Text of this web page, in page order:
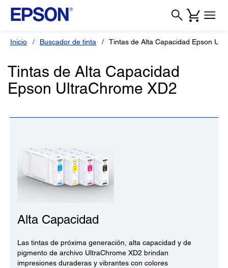
Inicio Buscador de tinta Tintas de Alta Capacidad Epson
Tintas de Alta Capacidad
Epson UltraChrome XD2
Alta Capacidad
Las tintas de próxima generación, alta capacidad y de
pigmento de archivo UltraChrome XD2 brindan
impresiones duraderas y vibrantes con colores